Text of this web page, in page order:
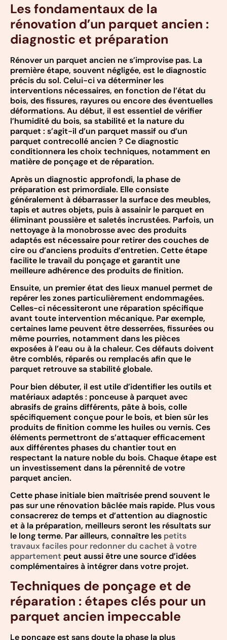
Les fondamentaux de la
rénovation d’un parquet ancien :
diagnostic et préparation
Rénover un parquet ancien ne s’improvise pas. La
première étape, souvent négligée, est le diagnostic
précis du sol. Celui-ci va déterminer les
interventions nécessaires, en fonction de l’état du
bois, des fissures, rayures ou encore des éventuelles
déformations. Au début, il est essentiel de vérifier
l’humidité du bois, sa stabilité et la nature du
parquet : s’agit-il d’un parquet massif ou d’un
parquet contrecollé ancien ? Ce diagnostic
conditionnera les choix techniques, notamment en
matière de ponçage et de réparation.
Après un diagnostic approfondi, la phase de
préparation est primordiale. Elle consiste
généralement à débarrasser la surface des meubles,
tapis et autres objets, puis à assainir le parquet en
éliminant poussière et saletés incrustées. Parfois, un
nettoyage à la monobrosse avec des produits
adaptés est nécessaire pour retirer des couches de
cire ou d’anciens produits d’entretien. Cette étape
facilite le travail du ponçage et garantit une
meilleure adhérence des produits de finition.
Ensuite, un premier état des lieux manuel permet de
repérer les zones particulièrement endommagées.
Celles-ci nécessiteront une réparation spécifique
avant toute intervention mécanique. Par exemple,
certaines lame peuvent être desserrées, fissurées ou
même pourries, notamment dans les pièces
exposées à l’eau ou à la chaleur. Ces défauts doivent
être comblés, réparés ou remplacés afin que le
parquet retrouve sa stabilité globale.
Pour bien débuter, il est utile d’identifier les outils et
matériaux adaptés : ponceuse à parquet avec
abrasifs de grains différents, pâte à bois, colle
spécifiquement conçue pour le bois, et bien sûr les
produits de finition comme les huiles ou vernis. Ces
éléments permettront de s’attaquer efficacement
aux différentes phases du chantier tout en
respectant la nature noble du bois. Chaque étape est
un investissement dans la pérennité de votre
parquet ancien.
Cette phase initiale bien maîtrisée prend souvent le
pas sur une rénovation bâclée mais rapide. Plus vous
consacrerez de temps et d’attention au diagnostic
et à la préparation, meilleurs seront les résultats sur
le long terme. Par ailleurs, connaître les petits
travaux faciles pour redonner du cachet à votre
appartement peut aussi être une source d’idées
complémentaires à intégrer dans votre projet.
Techniques de ponçage et de
réparation : étapes clés pour un
parquet ancien impeccable
Le ponçage est sans doute la phase la plus